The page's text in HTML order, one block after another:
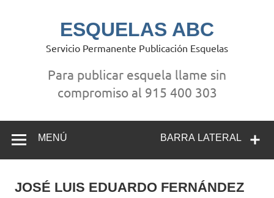
ESQUELAS ABC
Servicio Permanente Publicación Esquelas
Para publicar esquela llame sin
compromiso al 915 400 303
BARRA LATERAL
MENÚ
JOSÉ LUIS EDUARDO FERNÁNDEZ